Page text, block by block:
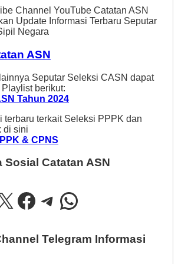
Channel YouTube Catatan ASN
Update Informasi Terbaru Seputar
Negara
ASN
Seputar Seleksi CASN dapat
berikut:
Tahun 2024
terbaru terkait Seleksi PPPK dan
di sini
& CPNS
Sosial Catatan ASN
Facebook
Telegram
WhatsApp
Telegram Informasi